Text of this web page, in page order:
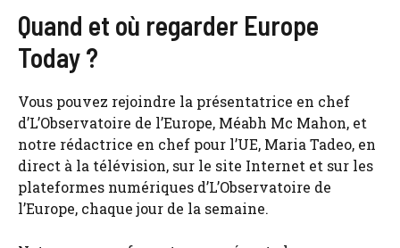
Quand et où regarder Europe
Today ?
Vous pouvez rejoindre la présentatrice en chef
d’L’Observatoire de l’Europe, Méabh Mc Mahon, et
notre rédactrice en chef pour l’UE, Maria Tadeo, en
direct à la télévision, sur le site Internet et sur les
plateformes numériques d’L’Observatoire de
l’Europe, chaque jour de la semaine.